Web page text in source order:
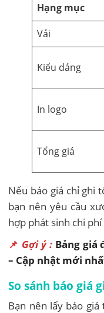
Hạng mục
Vải
Kiểu dáng
In logo
Tổng giá
Nếu báo giá chỉ ghi
bạn nên yêu cầu
hợp phát sinh chi phí
📌 Gợi ý : Bảng giá
– Cập nhật mới
So sánh báo giá
Bạn nên lấy báo giá